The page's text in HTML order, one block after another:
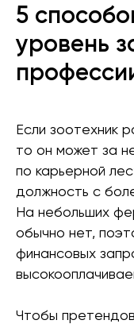
5
уровень
Если зоотехник
то он может за
по карьерной
должность с
На небольших
обычно нет,
финансовых
Чтобы